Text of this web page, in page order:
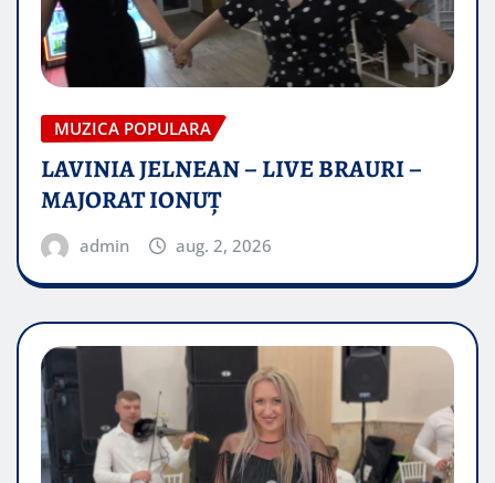
MUZICA POPULARA
LAVINIA JELNEAN – LIVE BRAURI –
MAJORAT IONUŢ
admin aug. 2, 2026